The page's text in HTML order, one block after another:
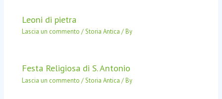
Leoni di pietra
Lascia un commento /Storia Antica / By
Festa Religiosa di S. Antonio
Lascia un commento /Storia Antica / By